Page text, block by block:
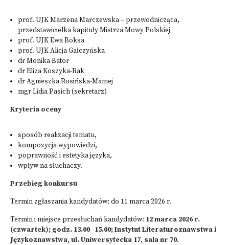
prof. UJK Marzena Marczewska – przewodnicząca,
przedstawicielka kapituły Mistrza Mowy Polskiej
prof. UJK Ewa Boksa
prof. UJK Alicja Gałczyńska
dr Monika Bator
dr Eliza Koszyka-Rak
dr Agnieszka Rosińska-Mamej
mgr Lidia Pasich (sekretarz)
Kryteria oceny
sposób realizacji tematu,
kompozycja wypowiedzi,
poprawność i estetyka języka,
wpływ na słuchaczy.
Przebieg konkursu
Termin zgłaszania kandydatów: do 11 marca 2026 r.
Termin i miejsce przesłuchań kandydatów: 12 marca 2026 r.
(czwartek); godz. 13.00 -15.00; Instytut Literaturoznawstwa i
Językoznawstwa, ul. Uniwersytecka 17, sala nr 70.